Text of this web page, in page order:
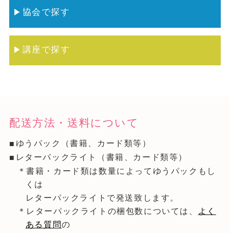
協会で探す
講座で探す
配送方法・送料について
ゆうパック（書籍、カード類等）
レターパックライト（書籍、カード類等）
＊書籍・カード類は数量によってゆうパックもし
くは
レターパックライトで発送致します。
＊レターパックライトの梱包数については、
よく
ある質問の